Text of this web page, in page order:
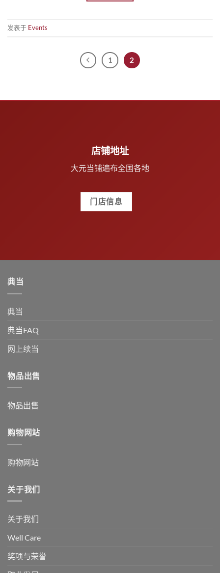
发表于 Events
1 2
店铺地址
大元当铺遍布全国各地
门店信息
典当
典当
典当FAQ
网上续当
物品出售
物品出售
购物网站
购物网站
关于我们
关于我们
Well Care
奖项与荣誉